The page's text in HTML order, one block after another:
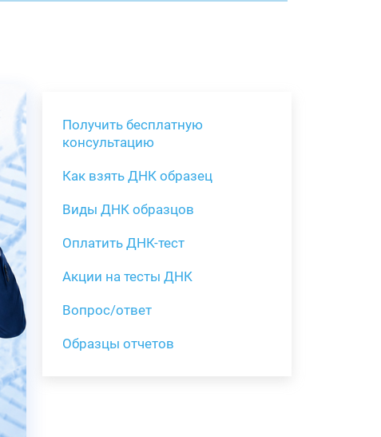
Получить бесплатную
консультацию
Как взять ДНК образец
Виды ДНК образцов
Оплатить ДНК-тест
Акции на тесты ДНК
Вопрос/ответ
Образцы отчетов